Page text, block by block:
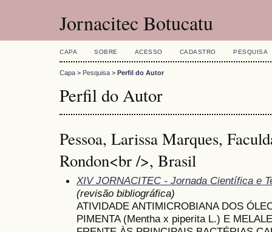
Jornacitec Botucatu
CAPA SOBRE ACESSO CADASTRO PESQUISA
Capa > Pesquisa > Perfil do Autor
Perfil do Autor
Pessoa, Larissa Marques,
Rondon<br />, Brasil
XIV JORNACITEC - Jornada Científica e
(revisão bibliográfica)
ATIVIDADE ANTIMICROBIANA DOS
PIMENTA (Mentha x piperita L.) E